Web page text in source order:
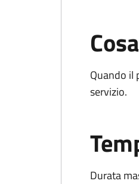
Quando il
servizio.
Durata